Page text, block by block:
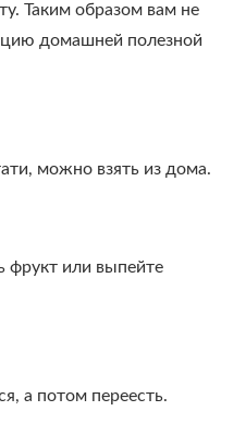
Таким образом вам не
домашней полезной
можно взять из дома.
фрукт или выпейте
а потом переесть.